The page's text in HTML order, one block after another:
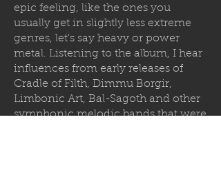
epic feeling, like the ones you
usually get in slightly less extreme
genres, let's say heavy or power
metal. Listening to the album, I hear
influences from early releases of
Cradle of Filth, Dimmu Borgir,
Limbonic Art, Bal-Sagoth and other
symphonic melodic bands that were